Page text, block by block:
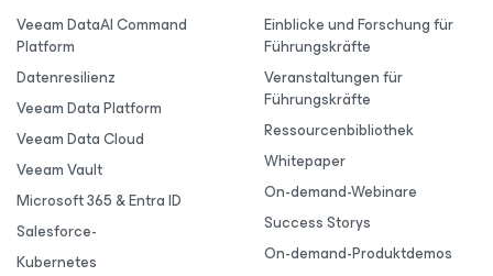
Veeam DataAI Command
Platform
Datenresilienz
Veeam Data Platform
Veeam Data Cloud
Veeam Vault
Microsoft 365 & Entra ID
Salesforce-
Kubernetes
Einblicke und Forschung für
Führungskräfte
Veranstaltungen für
Führungskräfte
Ressourcenbibliothek
Whitepaper
On-demand-Webinare
Success Storys
On-demand-Produktdemos